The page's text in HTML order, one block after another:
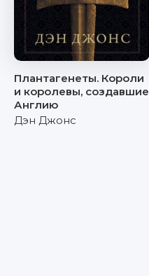
Плантагенеты. Короли
и королевы, создавшие
Англию
Дэн Джонс